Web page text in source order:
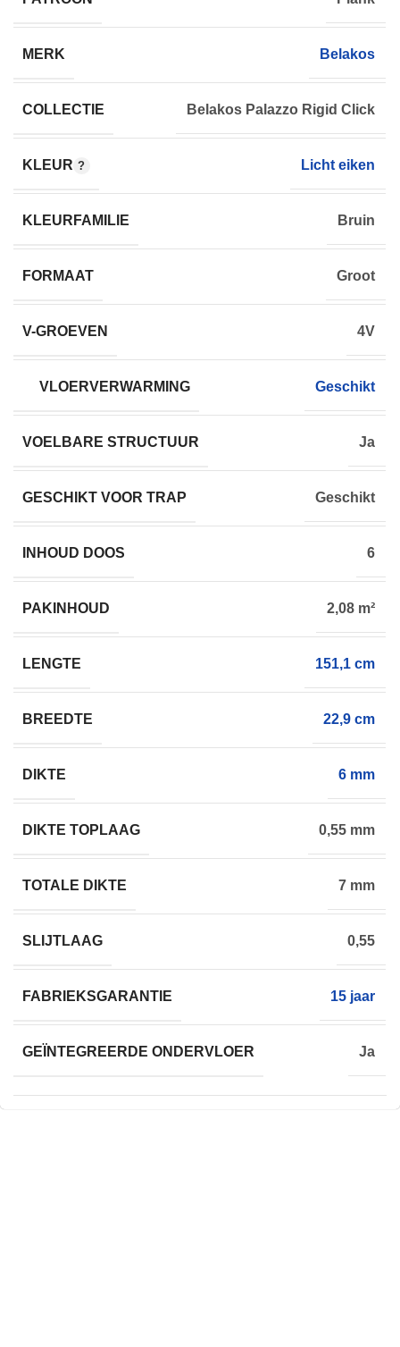
MERK Belakos
COLLECTIE Belakos Palazzo Rigid Click
KLEUR Licht eiken
KLEURFAMILIE Bruin
FORMAAT Groot
V-GROEVEN 4V
VLOERVERWARMING Geschikt
VOELBARE STRUCTUUR Ja
GESCHIKT VOOR TRAP Geschikt
INHOUD DOOS 6
PAKINHOUD 2,08 m²
LENGTE 151,1 cm
BREEDTE 22,9 cm
DIKTE 6 mm
DIKTE TOPLAAG 0,55 mm
TOTALE DIKTE 7 mm
SLIJTLAAG 0,55
FABRIEKSGARANTIE 15 jaar
GEÏNTEGREERDE ONDERVLOER Ja